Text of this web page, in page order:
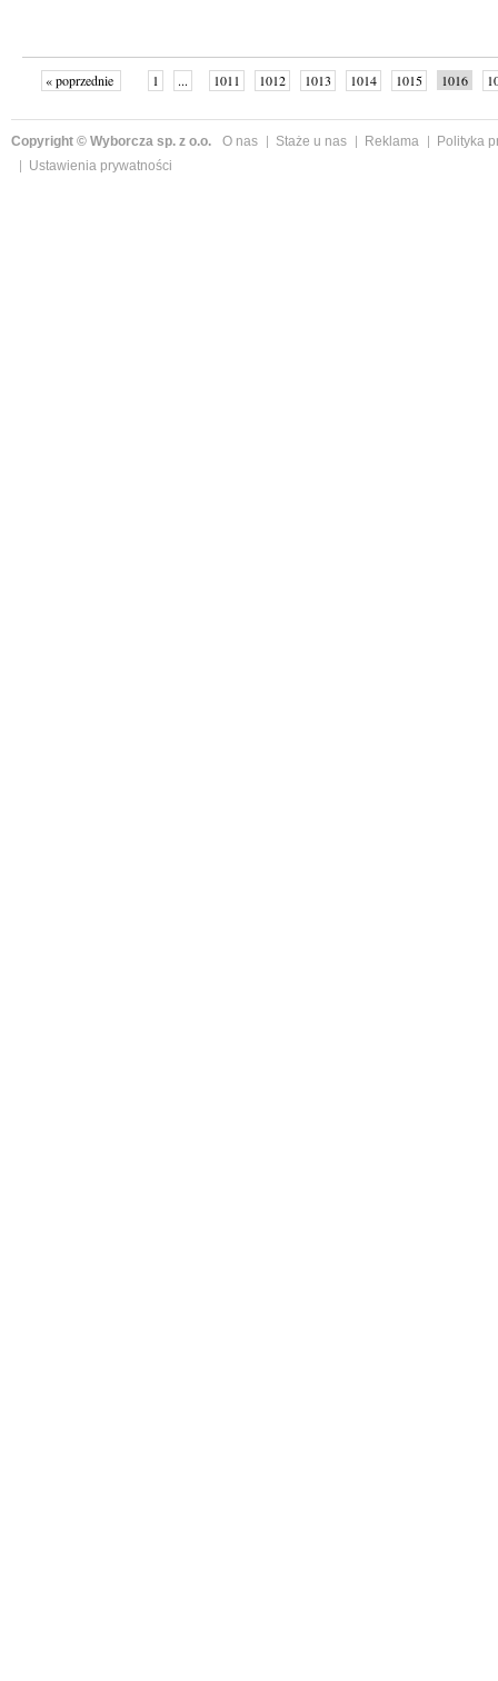
« poprzednie 1 ... 1011 1012 1013 1014 1015 1016
Copyright © Wyborcza sp. z o.o. O nas Staże u nas Reklama
Polityka
Ustawienia prywatności